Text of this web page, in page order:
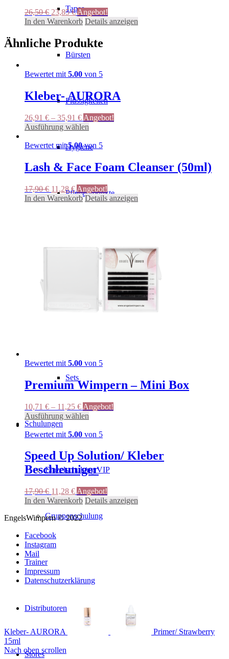
Tapes
Bürsten
Flüssigkeiten
Hygiene
Pflegeprodukte
Wimpernplatte
Sets
Schulungen
Einzelschulung VIP
Gruppenschulung
Trainer
Distributoren
Stores
26,50€ Ursprünglicher
Preis
26,50 €
23,85€Aktueller
Preis
23,85 €.
Angebot!
In den Warenkorb Details anzeigen
Ähnliche Produkte
Bewertet mit 5.00 von 5
Kleber- AURORA
26,91 € – 35,91 € Angebot!
Ausführung wählen
weist
Varianten
auf.
Optionen
können
werden
Bewertet mit5.00von 5
Lash & Face Foam Cleanser (50ml)
17,90€ Ursprünglicher
Preis
11,28€Aktueller
Preis
Angebot!
In den Warenkorb Details anzeigen
Bewertet mit 5.00 von 5
Premium Wimpern – Mini Box
10,71 € – 11,25 € Angebot!
Ausführung wählen
weist
Varianten
auf.
Die
können
auf
Produktseite
Bewertet mit 5.00 von 5
Speed Up Solution/ Kleber
Beschleuniger
17,90€ Ursprünglicher
Preis
17,90 €
11,28 €Aktueller
Preis
11,28 €.
Angebot!
In den Warenkorb Details anzeigen
EngelsWimpern © 2022
Facebook
Instagram
Mail
Impressum
Datenschutzerklärung
Kleber- AURORA
Primer/ Strawberry
15ml
Nach oben scrollen